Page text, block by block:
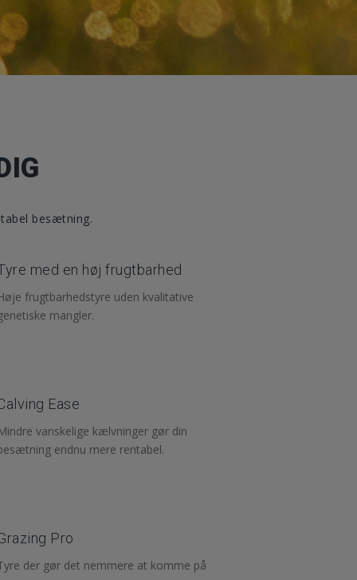
besætning.
med en høj frugtbarhed
frugtbarhedstyre uden kvalitative
mangler.
Ease
vanskelige kælvninger gør din
endnu mere rentabel.
Pro
der gør det nemmere at komme på